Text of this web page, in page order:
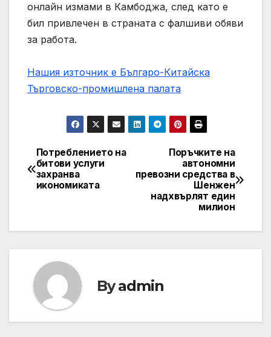
онлайн измами в Камбоджа, след като е
бил привлечен в страната с фалшиви обяви
за работа.
Нашия източник е Българо-Китайска
Търговско-промишлена палaта
Post
navigation
Поръчките на
автономни
превозни средства в
Шенжен
надхвърлят един
милион
Потреблението на
битови услуги
захранва
икономиката
Byadmin